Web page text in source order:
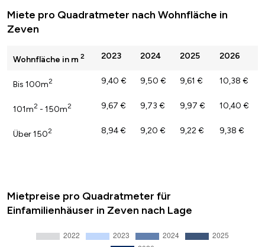
Miete pro Quadratmeter nach Wohnfläche in
Zeven
Wohnfläche in m 2 2023 2024 2025 2026
Bis 100m2 9,40 € 9,50 € 9,61 € 10,38 €
101m2 - 150m2 9,67 € 9,73 € 9,97 € 10,40 €
Über 1502 8,94 € 9,20 € 9,22 € 9,38 €
Mietpreise pro Quadratmeter für
Einfamilienhäuser in Zeven nach Lage